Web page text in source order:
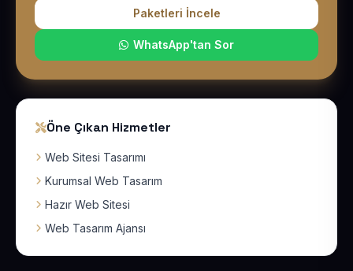
Paketleri İncele
WhatsApp'tan Sor
Öne Çıkan Hizmetler
Web Sitesi Tasarımı
Kurumsal Web Tasarım
Hazır Web Sitesi
Web Tasarım Ajansı